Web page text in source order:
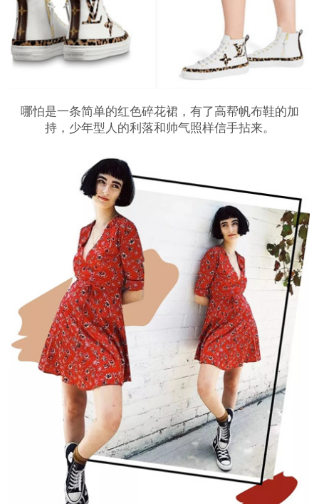
哪怕是一条简单的红色碎花裙，有了高帮帆布鞋的加
持，少年型人的利落和帅气照样信手拈来。